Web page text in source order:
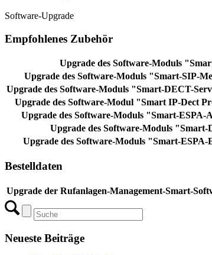
Software-Upgrade
Empfohlenes Zubehör
Upgrade des Software-Moduls
Upgrade des Software-Moduls "Smart-SIP-
Upgrade des Software-Moduls "Smart-DECT-
Upgrade des Software-Modul "Smart IP-Dect
Upgrade des Software-Moduls "Smart-
Upgrade des Software-Moduls
Upgrade des Software-Moduls "Smart-
Bestelldaten
Upgrade der Rufanlagen-Management-Smart-
Neueste Beiträge